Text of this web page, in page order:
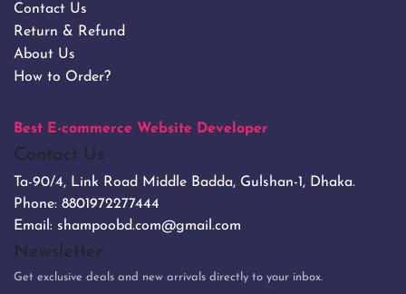
Contact Us
Return & Refund
About Us
How to Order?
Best E-commerce Website Developer
Contact Us
Ta-90/4, Link Road Middle Badda, Gulshan-1, Dhaka.
Phone: 8801972277444
Email: shampoobd.com@gmail.com
Newsletter
Get exclusive deals and new arrivals directly to your inbox.